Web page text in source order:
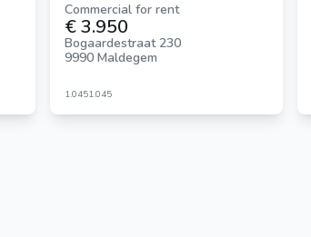
Commercial for rent
€ 3.950
Bogaardestraat 230
9990 Maldegem
1.0451.045